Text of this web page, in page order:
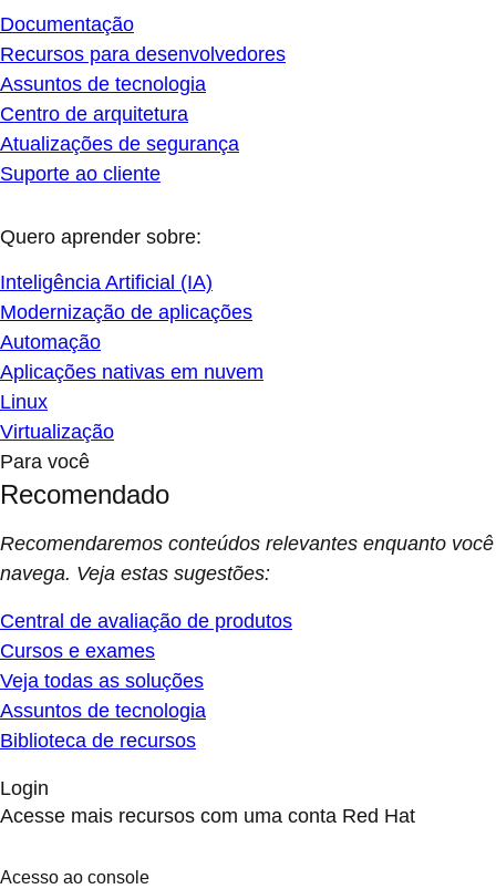
Documentação
Recursos para desenvolvedores
Assuntos de tecnologia
Centro de arquitetura
Atualizações de segurança
Suporte ao cliente
Quero aprender sobre:
Inteligência Artificial (IA)
Modernização de aplicações
Automação
Aplicações nativas em nuvem
Linux
Virtualização
Para você
Recomendado
Recomendaremos conteúdos relevantes enquanto você
navega. Veja estas sugestões:
Central de avaliação de produtos
Cursos e exames
Veja todas as soluções
Assuntos de tecnologia
Biblioteca de recursos
Login
Acesse mais recursos com uma conta Red Hat
Acesso ao console